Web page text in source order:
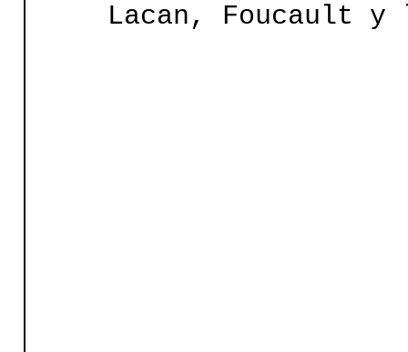
Lacan, Foucault